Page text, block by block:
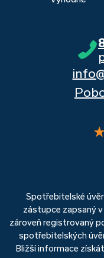
Spotřebitelské
zástupce zapsaný
zároveň registrovaný
spotřebitelských
Bližší informace